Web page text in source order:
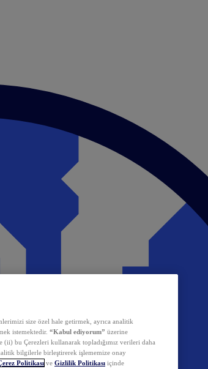
size özel hale getirmek, ayrıca analitik
istemektedir. “Kabul ediyorum” üzerine
(ii) bu Çerezleri kullanarak topladığımız verileri daha
bilgilerle birleştirerek işlememize onay
Politikası ve Gizlilik Politikası içinde